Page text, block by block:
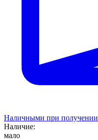
Наличными при получении
Наличие:
мало